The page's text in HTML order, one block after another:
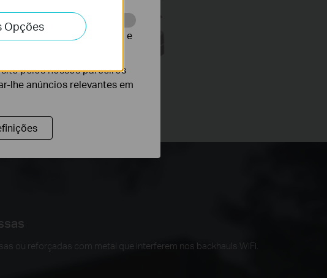
Wi-Fi Mesh tradicional
ou reforçadas com metal que interferem nos backhauls WiFi.
Opções
website para melhorar e
pelos nossos parceiros
lhe anúncios relevantes em